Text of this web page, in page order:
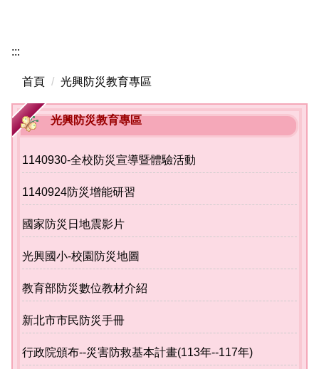
光興國小圖書館
文件下載區
午餐專區
校園花絮
光興youtube影像館
光興國小課程計畫專區
新北市國中小課程計畫備查資源網
公開授課計畫專區
:::
首頁 光興防災教育專區
光興防災教育專區
1140930-全校防災宣導暨體驗活動
1140924防災增能研習
國家防災日地震影片
光興國小-校園防災地圖
教育部防災數位教材介紹
新北市市民防災手冊
行政院頒布--災害防救基本計畫(113年--117年)